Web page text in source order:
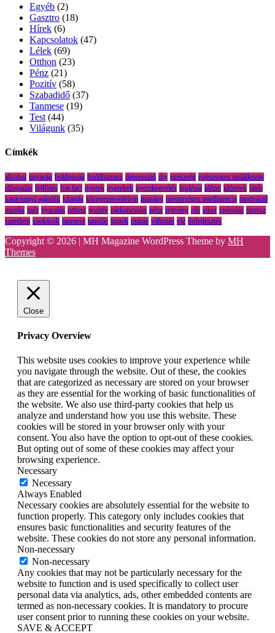
Egyéb (2)
Gasztro (18)
Hírek (6)
Kapcsolatok (47)
Lélek (69)
Otthon (23)
Pénz (21)
Pozitív (58)
Szabadidő (37)
Tanmese (19)
Test (44)
Világunk (35)
Címkék
alkohol anyaság boldogság buddhizmus depresszió diy egészség egészséges táplálkozás
elfogadás fejlődés fun fact gyerek gyerekek gyereknevelés higiénia idézet idézetek játék
karácsonyi ajándék kitartás környezetvédelem magány mesterséges intelligencia motiváció
munka méz nyaralás otthon pozitív párkapcsolat pénz rejtvény rák siker spórolás stressz
szerelem szokások tanmese tanulás tippek utazás változás víz önfejlesztés
Copyright © 2026 | MH Magazine WordPress Theme by MH
Themes
Close
Privacy Overview
This website uses cookies to improve your experience while
you navigate through the website. Out of these, the cookies
that are categorized as necessary are stored on your browser
as they are essential for the working of basic functionalities of
the website. We also use third-party cookies that help us
analyze and understand how you use this website. These
cookies will be stored in your browser only with your
consent. You also have the option to opt-out of these cookies.
But opting out of some of these cookies may affect your
browsing experience.
Necessary
Necessary
Always Enabled
Necessary cookies are absolutely essential for the website to
function properly. This category only includes cookies that
ensures basic functionalities and security features of the
website. These cookies do not store any personal information.
Non-necessary
Non-necessary
Any cookies that may not be particularly necessary for the
website to function and is used specifically to collect user
personal data via analytics, ads, other embedded contents are
termed as non-necessary cookies. It is mandatory to procure
user consent prior to running these cookies on your website.
SAVE & ACCEPT